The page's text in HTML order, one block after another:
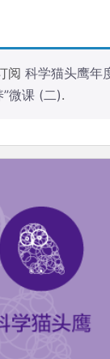
阅 科学猫头鹰年
”微课 (二).